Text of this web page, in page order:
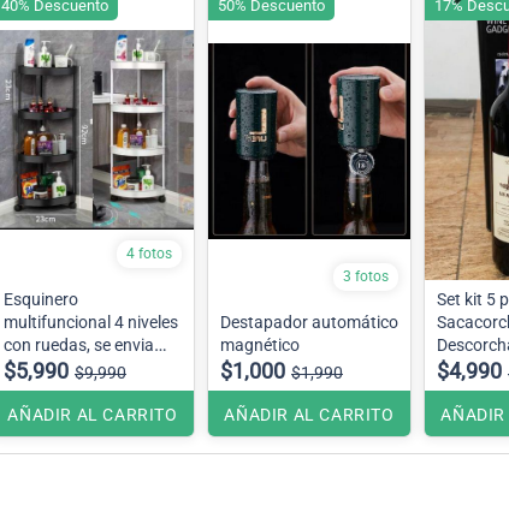
4 fotos
Esquinero
multifuncional 4 niveles
con ruedas, se envia
color de acuerdo a
stock en bodega
$5,990 $9,990
AÑADIR AL CARRITO
40% Descuento
3 fotos
Destapador automático
magnético
$1,000 $1,990
AÑADIR AL CARRITO
50% Descuento
Set kit 5
estuche
$4,990
AÑADIR
17%